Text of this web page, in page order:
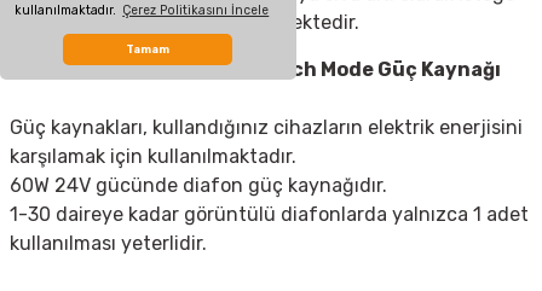
kullanılmaktadır.
Çerez Politikasını İncele
Tamam
bağlı şekilde gerçekleştirilebilmektedir.
Audio 002245 60W 24V Switch Mode Güç Kaynağı
Güç kaynakları, kullandığınız cihazların elektrik enerjisini
karşılamak için kullanılmaktadır.
60W 24V gücünde diafon güç kaynağıdır.
1-30 daireye kadar görüntülü diafonlarda yalnızca 1 adet
kullanılması yeterlidir.